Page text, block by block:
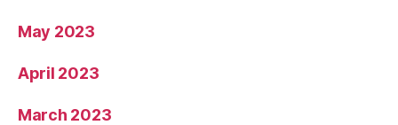
May 2023
April 2023
March 2023